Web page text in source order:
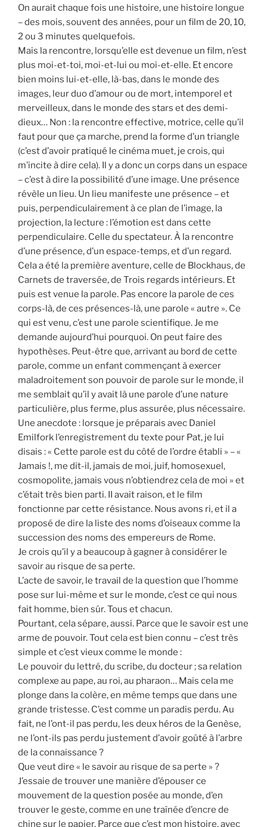
On aurait chaque fois une histoire, une histoire longue
– des mois, souvent des années, pour un film de 20, 10,
2 ou 3 minutes quelquefois.
Mais la rencontre, lorsqu’elle est devenue un film, n’est
plus moi-et-toi, moi-et-lui ou moi-et-elle. Et encore
bien moins lui-et-elle, là-bas, dans le monde des
images, leur duo d’amour ou de mort, intemporel et
merveilleux, dans le monde des stars et des demi-
dieux… Non : la rencontre effective, motrice, celle qu’il
faut pour que ça marche, prend la forme d’un triangle
(c’est d’avoir pratiqué le cinéma muet, je crois, qui
m’incite à dire cela). Il y a donc un corps dans un espace
– c’est à dire la possibilité d’une image. Une présence
révèle un lieu. Un lieu manifeste une présence – et
puis, perpendiculairement à ce plan de l’image, la
projection, la lecture : l’émotion est dans cette
perpendiculaire. Celle du spectateur. À la rencontre
d’une présence, d’un espace-temps, et d’un regard.
Cela a été la première aventure, celle de Blockhaus, de
Carnets de traversée, de Trois regards intérieurs. Et
puis est venue la parole. Pas encore la parole de ces
corps-là, de ces présences-là, une parole « autre ». Ce
qui est venu, c’est une parole scientifique. Je me
demande aujourd’hui pourquoi. On peut faire des
hypothèses. Peut-être que, arrivant au bord de cette
parole, comme un enfant commençant à exercer
maladroitement son pouvoir de parole sur le monde, il
me semblait qu’il y avait là une parole d’une nature
particulière, plus ferme, plus assurée, plus nécessaire.
Une anecdote : lorsque je préparais avec Daniel
Emilfork l’enregistrement du texte pour Pat, je lui
disais : « Cette parole est du côté de l’ordre établi » – «
Jamais !, me dit-il, jamais de moi, juif, homosexuel,
cosmopolite, jamais vous n’obtiendrez cela de moi » et
c’était très bien parti. II avait raison, et le film
fonctionne par cette résistance. Nous avons ri, et il a
proposé de dire la liste des noms d’oiseaux comme la
succession des noms des empereurs de Rome.
Je crois qu’il y a beaucoup à gagner à considérer le
savoir au risque de sa perte.
L’acte de savoir, le travail de la question que l’homme
pose sur lui-même et sur le monde, c’est ce qui nous
fait homme, bien sûr. Tous et chacun.
Pourtant, cela sépare, aussi. Parce que le savoir est une
arme de pouvoir. Tout cela est bien connu – c’est très
simple et c’est vieux comme le monde :
Le pouvoir du lettré, du scribe, du docteur ; sa relation
complexe au pape, au roi, au pharaon… Mais cela me
plonge dans la colère, en même temps que dans une
grande tristesse. C’est comme un paradis perdu. Au
fait, ne l’ont-il pas perdu, les deux héros de la Genèse,
ne l’ont-ils pas perdu justement d’avoir goûté à l’arbre
de la connaissance ?
Que veut dire « le savoir au risque de sa perte » ?
J’essaie de trouver une manière d’épouser ce
mouvement de la question posée au monde, d’en
trouver le geste, comme en une traînée d’encre de
chine sur le papier. Parce que c’est mon histoire, avec